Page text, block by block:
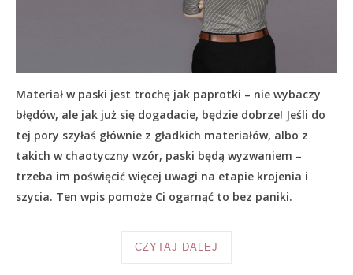
Materiał w paski jest trochę jak paprotki – nie wybaczy
błędów, ale jak już się dogadacie, będzie dobrze! Jeśli do
tej pory szyłaś głównie z gładkich materiałów, albo z
takich w chaotyczny wzór, paski będą wyzwaniem –
trzeba im poświęcić więcej uwagi na etapie krojenia i
szycia. Ten wpis pomoże Ci ogarnąć to bez paniki.
CZYTAJ DALEJ